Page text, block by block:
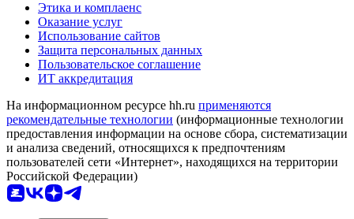
Этика и комплаенс
Оказание услуг
Использование сайтов
Защита персональных данных
Пользовательское соглашение
ИТ аккредитация
На информационном ресурсе hh.ru применяются
рекомендательные технологии (информационные технологии
предоставления информации на основе сбора, систематизации
и анализа сведений, относящихся к предпочтениям
пользователей сети «Интернет», находящихся на территории
Российской Федерации)